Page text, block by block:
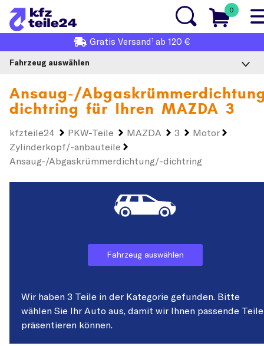
0
Gratis Versand1 ab 120 €
Fahrzeug auswählen
Ansaug-/
dichtring für Ihren MAZDA 3
kfzteile24 PKW-Teile MAZDA 3
Motor
Zylinderkopf/-anbauteile
Ansaug-/Abgaskrümmerdichtung/-dichtring
Fahrzeug auswählen
Wir haben 3 Teile in der Kategorie gefunden. Bitte
wählen Sie Ihr Auto aus, damit wir Ihnen passende Teile
präsentieren können.